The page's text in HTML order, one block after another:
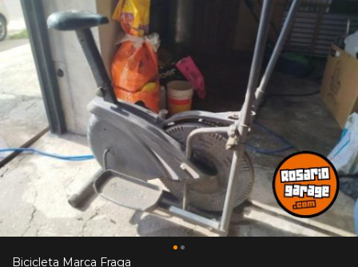
Bicicleta Marca Fraga